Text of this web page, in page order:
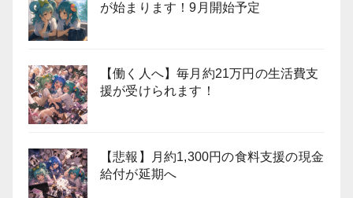
が始まります！9月開始予定
【働く人へ】毎月約21万円の生活費支
援が受けられます！
【悲報】月約1,300円の食料支援の現金
給付が延期へ